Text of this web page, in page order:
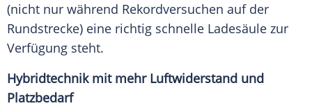
(nicht nur während Rekordversuchen auf der
Rundstrecke) eine richtig schnelle Ladesäule zur
Verfügung steht.
Hybridtechnik mit mehr Luftwiderstand und
Platzbedarf